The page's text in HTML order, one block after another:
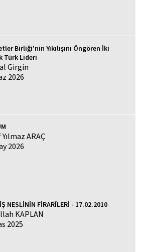
Birliği'nin Yıkılışını Öngören İki
Türk Lideri
Girgin
2026
Yılmaz ARAÇ
2026
NESLİNİN FİRARÎLERİ - 17.02.2010
KAPLAN
2025